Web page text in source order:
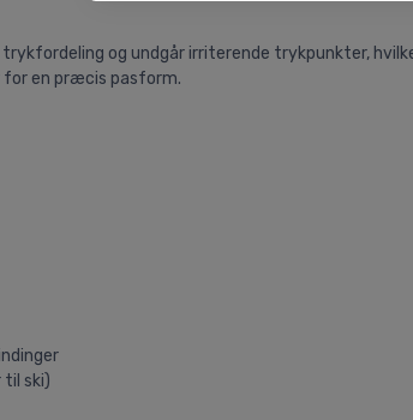
og undgår irriterende trykpunkter,
en præcis pasform.
til ski)